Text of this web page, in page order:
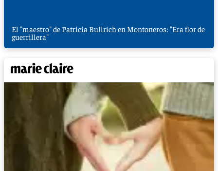
El "maestro" de Patricia Bullrich en Montoneros: "Era flor de
guerrillera"